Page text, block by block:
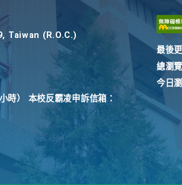
Taiwan (R.O.C.)
時） 本校反霸凌申訴信箱：
最後
總瀏
今日